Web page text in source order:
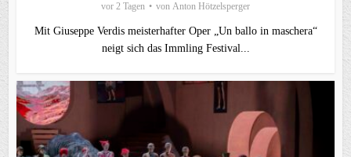
vor 2 Tagen von Anton Hötzelsperger
Mit Giuseppe Verdis meisterhafter Oper „Un ballo in maschera“
neigt sich das Immling Festival...